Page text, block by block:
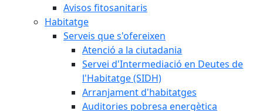
Avisos fitosanitaris
Habitatge
Serveis que s'ofereixen
Atenció a la ciutadania
Servei d'Intermediació en Deutes de
l'Habitatge (SIDH)
Arranjament d'habitatges
Auditories pobresa energètica